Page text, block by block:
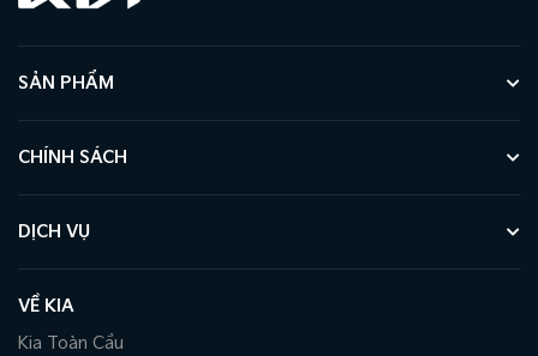
SẢN PHẨM
CHÍNH SÁCH
DỊCH VỤ
VỀ KIA
Kia Toàn Cầu